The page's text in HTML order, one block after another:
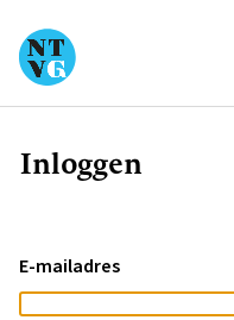
Kruimelpad
Inloggen
E-mailadres